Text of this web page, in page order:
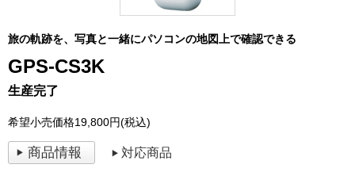
旅の軌跡を、写真と一緒にパソコンの地図上で確認できる
GPS-CS3K
生産完了
希望小売価格19,800円(税込)
商品情報 対応商品